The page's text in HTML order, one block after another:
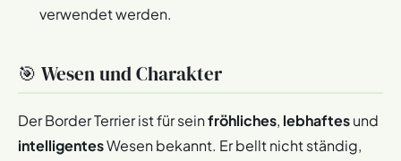
verwendet werden.
🎯 Wesen und Charakter
Der Border Terrier ist für seinfröhliches, lebhaftesund
intelligentesWesen bekannt. Er bellt nicht ständig,